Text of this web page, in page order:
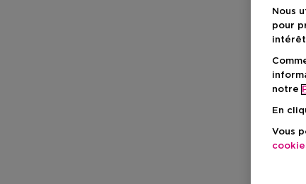
Nous
pour
notre
En
Vous